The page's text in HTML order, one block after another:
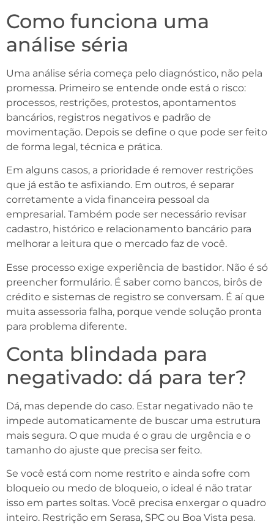
Como funciona uma
análise séria
Uma análise séria começa pelo diagnóstico, não pela
promessa. Primeiro se entende onde está o risco:
processos, restrições, protestos, apontamentos
bancários, registros negativos e padrão de
movimentação. Depois se define o que pode ser feito
de forma legal, técnica e prática.
Em alguns casos, a prioridade é remover restrições
que já estão te asfixiando. Em outros, é separar
corretamente a vida financeira pessoal da
empresarial. Também pode ser necessário revisar
cadastro, histórico e relacionamento bancário para
melhorar a leitura que o mercado faz de você.
Esse processo exige experiência de bastidor. Não é só
preencher formulário. É saber como bancos, birôs de
crédito e sistemas de registro se conversam. É aí que
muita assessoria falha, porque vende solução pronta
para problema diferente.
Conta blindada para
negativado: dá para ter?
Dá, mas depende do caso. Estar negativado não te
impede automaticamente de buscar uma estrutura
mais segura. O que muda é o grau de urgência e o
tamanho do ajuste que precisa ser feito.
Se você está com nome restrito e ainda sofre com
bloqueio ou medo de bloqueio, o ideal é não tratar
isso em partes soltas. Você precisa enxergar o quadro
inteiro. Restrição em Serasa, SPC ou Boa Vista pesa.